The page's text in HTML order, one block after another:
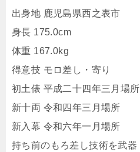
出身地 鹿児島県西之表市
身長 175.0cm
体重 167.0kg
得意技 モロ差し・寄り
初土俵 平成二十四年三月場所
新十両 令和四年三月場所
新入幕 令和六年一月場所
持ち前のもろ差し技術を武器